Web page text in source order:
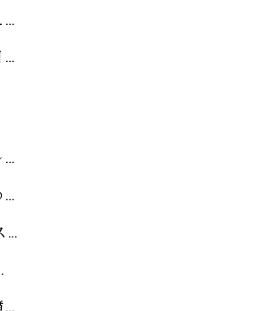
…
…
…
…
…
…